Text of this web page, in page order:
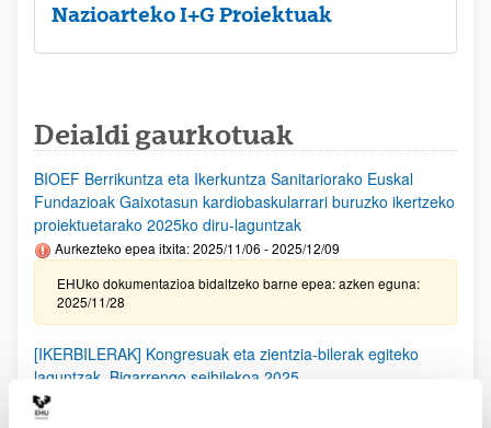
Nazioarteko I+G Proiektuak
Deialdi gaurkotuak
BIOEF Berrikuntza eta Ikerkuntza Sanitariorako Euskal
Fundazioak Gaixotasun kardiobaskularrari buruzko ikertzeko
proiektuetarako 2025ko diru-laguntzak
Aurkezteko epea itxita: 2025/11/06 - 2025/12/09
EHUko dokumentazioa bidaltzeko barne epea: azken eguna:
2025/11/28
[IKERBILERAK] Kongresuak eta zientzia-bilerak egiteko
laguntzak. Bigarrengo seihilekoa 2025
2025/09/25)